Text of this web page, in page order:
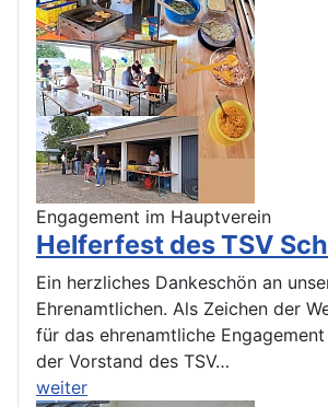
Engagement im Hauptverein
Helferfest des TSV
Ein herzliches Dankeschön an
Ehrenamtlichen. Als Zeichen der
für das ehrenamtliche
der Vorstand des TSV…
weiter